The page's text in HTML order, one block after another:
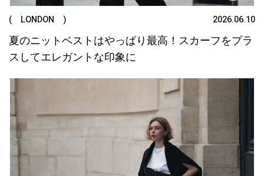
( LONDON ) 2026.06.10
夏のニットベストはやっぱり最高！スカーフをプラ
スしてエレガントな印象に